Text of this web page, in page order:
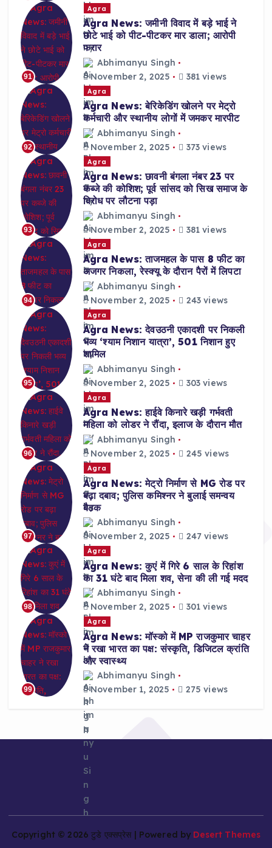
91
Agra
Agra News: जमीनी विवाद में बड़े भाई ने
छोटे भाई को पीट-पीटकर मार डाला; आरोपी
फरार
Abhimanyu Singh
November 2, 2025
381 views
92
Agra
Agra News: बेरिकेडिंग खोलने पर मेट्रो
कर्मचारी और स्थानीय लोगों में जमकर मारपीट
Abhimanyu Singh
November 2, 2025
373 views
93
Agra
Agra News: छावनी बंगला नंबर 23 पर
कब्जे की कोशिश; पूर्व सांसद को सिख समाज के
विरोध पर लौटना पड़ा
Abhimanyu Singh
November 2, 2025
381 views
94
Agra
Agra News: ताजमहल के पास 8 फीट का
अजगर निकला, रेस्क्यू के दौरान पैरों में लिपटा
Abhimanyu Singh
November 2, 2025
243 views
95
Agra
Agra News: देवउठनी एकादशी पर निकली
भव्य ‘श्याम निशान यात्रा’, 501 निशान हुए
शामिल
Abhimanyu Singh
November 2, 2025
303 views
96
Agra
Agra News: हाईवे किनारे खड़ी गर्भवती
महिला को लोडर ने रौंदा, इलाज के दौरान मौत
Abhimanyu Singh
November 2, 2025
245 views
97
Agra
Agra News: मेट्रो निर्माण से MG रोड पर
बढ़ा दबाव; पुलिस कमिश्नर ने बुलाई समन्वय
बैठक
Abhimanyu Singh
November 2, 2025
247 views
98
Agra
Agra News: कुएं में गिरे 6 साल के रिहांश
का 31 घंटे बाद मिला शव, सेना की ली गई मदद
Abhimanyu Singh
November 2, 2025
301 views
99
Agra
Agra News: मॉस्को में MP राजकुमार चाहर
ने रखा भारत का पक्ष: संस्कृति, डिजिटल क्रांति
और स्वास्थ्य
Abhimanyu Singh
November 1, 2025
275 views
Copyright © 2026 टुडे एक्सप्रेस | Powered by Desert Themes